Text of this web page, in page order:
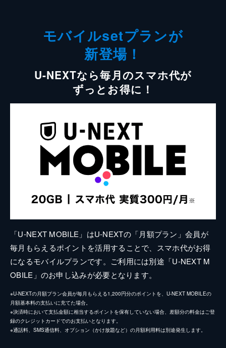
モバイルsetプランが
新登場！
U-NEXTなら毎月のスマホ代が
ずっとお得に！
「U-NEXT MOBILE」はU-NEXTの「月額プラン」会員が
毎月もらえるポイントを活用することで、スマホ代がお得
になるモバイルプランです。ご利用には別途「U-NEXT M
OBILE」のお申し込みが必要となります。
※U-NEXTの月額プラン会員が毎月もらえる1,200円分のポイントを、U-NEXT MOBILEの
月額基本料の支払いに充てた場合。
※決済時において支払金額に相当するポイントを保有していない場合、差額分の料金はご登
録のクレジットカードでのお支払いとなります。
※通話料、SMS通信料、オプション（かけ放題など）の月額利用料は別途発生します。